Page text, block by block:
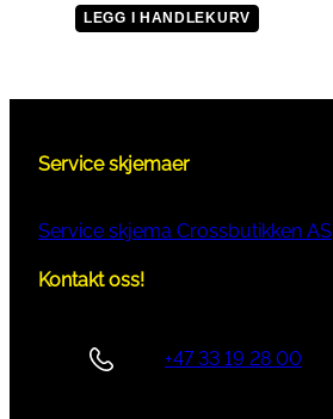
LEGG I HANDLEKURV
Service skjemaer
Service skjema Crossbutikken AS
Kontakt oss!
+47 33 19 28 00